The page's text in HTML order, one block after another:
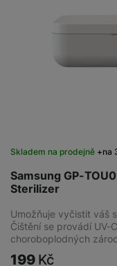
Samsung GP-
Sterilizer
Skladem na prodejně na
Umožňuje vyčistit váš
Čištění se provádí UV-
choroboplodných
199 Kč